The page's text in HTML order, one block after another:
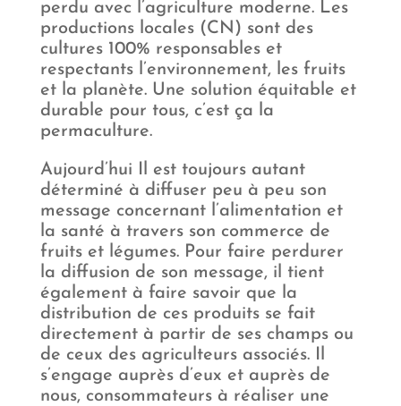
perdu avec l’agriculture moderne. Les
productions locales (CN) sont des
cultures 100% responsables et
respectants l’environnement, les fruits
et la planète. Une solution équitable et
durable pour tous, c’est ça la
permaculture.
Aujourd’hui Il est toujours autant
déterminé à diffuser peu à peu son
message concernant l’alimentation et
la santé à travers son commerce de
fruits et légumes. Pour faire perdurer
la diffusion de son message, il tient
également à faire savoir que la
distribution de ces produits se fait
directement à partir de ses champs ou
de ceux des agriculteurs associés. Il
s’engage auprès d’eux et auprès de
nous, consommateurs à réaliser une